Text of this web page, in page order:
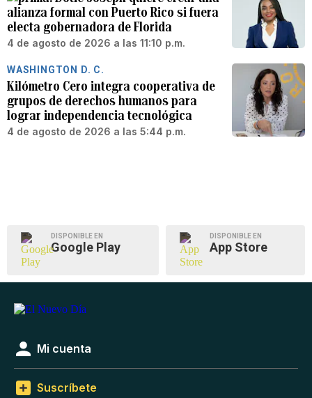
alianza formal con Puerto Rico si fuera
electa gobernadora de Florida
4 de agosto de 2026 a las 11:10 p.m.
WASHINGTON D. C.
Kilómetro Cero integra cooperativa de
grupos de derechos humanos para
lograr independencia tecnológica
4 de agosto de 2026 a las 5:44 p.m.
DISPONIBLE EN
Google Play
DISPONIBLE EN
App Store
Mi cuenta
Suscríbete